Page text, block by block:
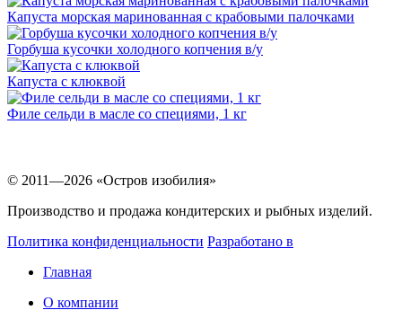
Капуста морская маринованная с крабовыми палочками
Горбуша кусочки холодного копчения в/у
Капуста с клюквой
Филе сельди в масле со специями, 1 кг
© 2011—2026 «Остров изобилия»
Производство и продажа кондитерских и рыбных изделий.
Политика конфиденциальности Разработано в
Главная
О компании